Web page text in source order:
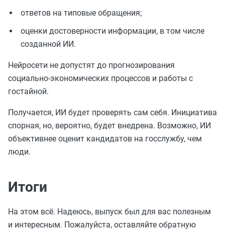
ответов на типовые обращения;
оценки достоверности информации, в том числе
созданной ИИ.
Нейросети не допустят до прогнозирования
социально-экономических процессов и работы с
гостайной.
Получается, ИИ будет проверять сам себя. Инициатива
спорная, но, вероятно, будет внедрена. Возможно, ИИ
объективнее оценит кандидатов на госслужбу, чем
люди.
Итоги
На этом всё. Надеюсь, выпуск был для вас полезным
и интересным. Пожалуйста, оставляйте обратную